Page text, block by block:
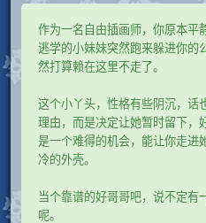
作为一名自由插画师，你原本平
逃学的小妹妹突然跑来躲进你
然打算赖在这里不走了。
这个小丫头，性格有些阴沉，话
理由，而是决定让她暂时留下
是一个难得的机会，能让你走进
冷的外壳。
当个靠谱的好哥哥吧，说不定有
呢。